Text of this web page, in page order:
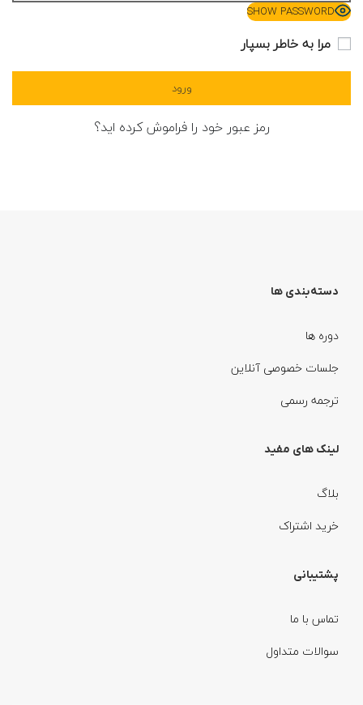
SHOW PASSWORD
مرا به خاطر بسپار
رمز عبور خود را فراموش کرده اید؟
دسته بندی ها
دوره ها
جلسات خصوصی آنلاین
ترجمه رسمی
لینک های مفید
بلاگ
خرید اشتراک
پشتیبانی
تماس با ما
سوالات متداول